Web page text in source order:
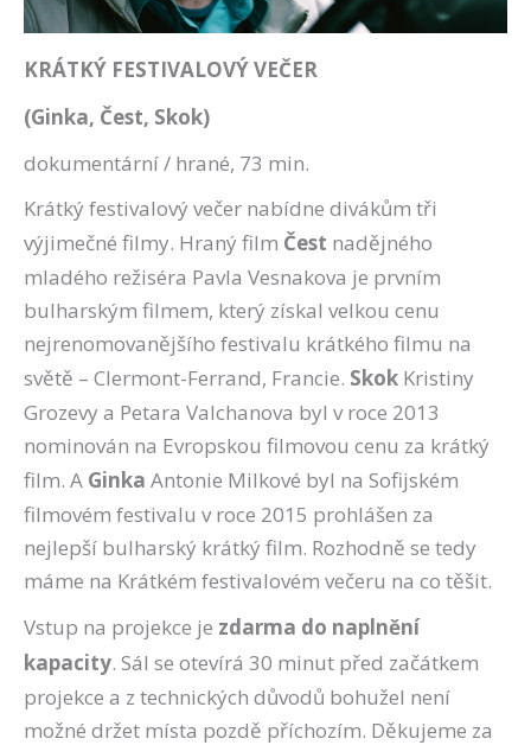
KRÁTKÝ FESTIVALOVÝ VEČER
(Ginka, Čest, Skok)
dokumentární / hrané, 73 min.
Krátký festivalový večer nabídne divákům tři
výjimečné filmy. Hraný film Čest nadějného
mladého režiséra Pavla Vesnakova je prvním
bulharským filmem, který získal velkou cenu
nejrenomovanějšího festivalu krátkého filmu na
světě – Clermont-Ferrand, Francie. Skok Kristiny
Grozevy a Petara Valchanova byl v roce 2013
nominován na Evropskou filmovou cenu za krátký
film. A Ginka Antonie Milkové byl na Sofijském
filmovém festivalu v roce 2015 prohlášen za
nejlepší bulharský krátký film. Rozhodně se tedy
máme na Krátkém festivalovém večeru na co těšit.
Vstup na projekce je zdarma do naplnění
kapacity. Sál se otevírá 30 minut před začátkem
projekce a z technických důvodů bohužel není
možné držet místa pozdě příchozím. Děkujeme za